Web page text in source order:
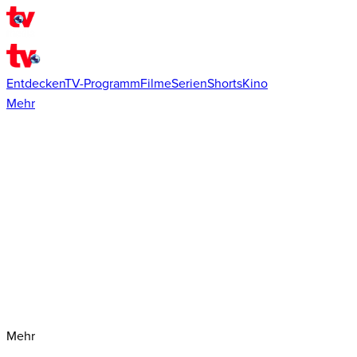
EntdeckenTV-ProgrammFilmeSerienShortsKino
Mehr
Mehr